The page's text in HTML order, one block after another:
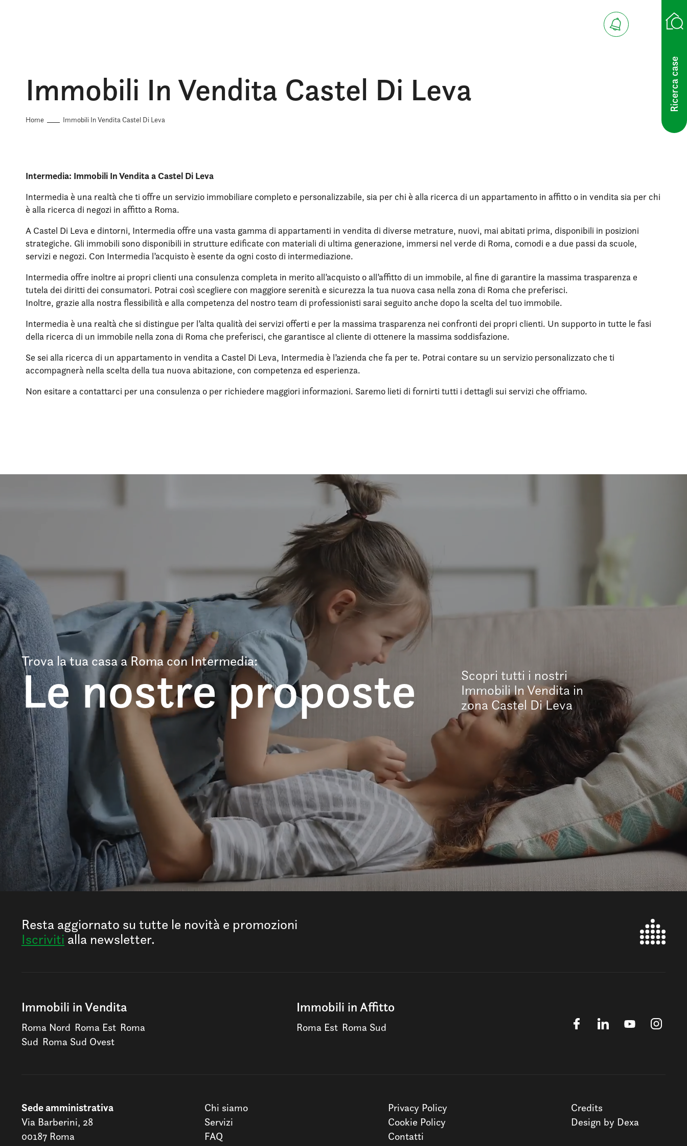
Ricerca case
Immobili In Vendita Castel Di Leva
Home Immobili In Vendita Castel Di Leva
Intermedia: Immobili In Vendita a Castel Di Leva
Intermedia è una realtà che ti offre un servizio immobiliare completo e personalizzabile, sia per chi è alla ricerca di un appartamento in affitto o in vendita sia per chi
è alla ricerca di negozi in affitto a Roma.
A Castel Di Leva e dintorni, Intermedia offre una vasta gamma di appartamenti in vendita di diverse metrature, nuovi, mai abitati prima, disponibili in posizioni
strategiche. Gli immobili sono disponibili in strutture edificate con materiali di ultima generazione, immersi nel verde di Roma, comodi e a due passi da scuole,
servizi e negozi. Con Intermedia l’acquisto è esente da ogni costo di intermediazione.
Intermedia offre inoltre ai propri clienti una consulenza completa in merito all’acquisto o all’affitto di un immobile, al fine di garantire la massima trasparenza e
tutela dei diritti dei consumatori. Potrai così scegliere con maggiore serenità e sicurezza la tua nuova casa nella zona di Roma che preferisci.
Inoltre, grazie alla nostra flessibilità e alla competenza del nostro team di professionisti sarai seguito anche dopo la scelta del tuo immobile.
Intermedia è una realtà che si distingue per l’alta qualità dei servizi offerti e per la massima trasparenza nei confronti dei propri clienti. Un supporto in tutte le fasi
della ricerca di un immobile nella zona di Roma che preferisci, che garantisce al cliente di ottenere la massima soddisfazione.
Se sei alla ricerca di un appartamento in vendita a Castel Di Leva, Intermedia è l’azienda che fa per te. Potrai contare su un servizio personalizzato che ti
accompagnerà nella scelta della tua nuova abitazione, con competenza ed esperienza.
Non esitare a contattarci per una consulenza o per richiedere maggiori informazioni. Saremo lieti di fornirti tutti i dettagli sui servizi che offriamo.
Trova la tua casa a Roma con Intermedia:
Le nostre proposte
Scopri tutti i nostri
Immobili In Vendita in
zona Castel Di Leva
Resta aggiornato su tutte le novità e promozioni
Iscriviti alla newsletter.
Immobili in Vendita
Roma Nord Roma Est Roma
Sud Roma Sud Ovest
Immobili in Affitto
Roma Est Roma Sud
Sede amministrativa
Via Barberini, 28
00187 Roma
Chi siamo
Servizi
FAQ
Privacy Policy
Cookie Policy
Contatti
Credits
Design by Dexa